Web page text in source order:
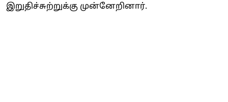
இறுதிச்சுற்றுக்கு முன்னேறினார்.